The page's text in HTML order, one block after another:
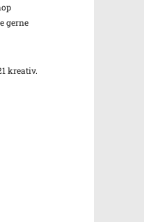
gerne
kreativ.